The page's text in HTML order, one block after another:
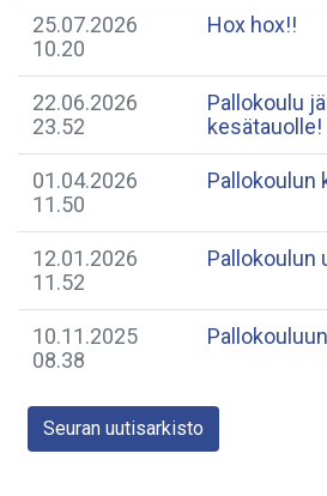
25.07.2026
10.20
Hox hox!!
22.06.2026
23.52
Pallokoulu
kesätauolle!
01.04.2026
11.50
Pallokoulun
12.01.2026
11.52
Pallokoulun
10.11.2025
08.38
Seuran uutisarkisto